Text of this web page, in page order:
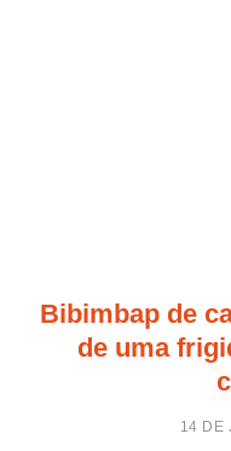
Bibimbap de
de uma
14 DE